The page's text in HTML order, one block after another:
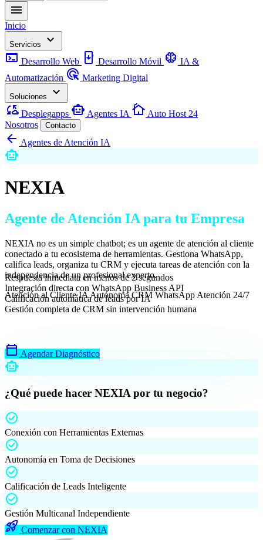
menu
Inicio
Servicios
keyboard_arrow_down
terminal Desarrollo Web install_mobile Desarrollo Móvil neurology IA &
Automatización ads_click Marketing Digital
Soluciones
keyboard_arrow_down
cloud_sync Desplegapps smart_toy Agentes IA cottage Auto Host 24
Nosotros
Contacto
arrow_back Agentes de Atención IA
smart_toy
NEXIA
Agente de Atención IA para tu Empresa
NEXIA no es un simple chatbot; es un agente de atención al cliente
conectado a tu ecosistema de herramientas. Gestiona WhatsApp,
califica leads, organiza tu CRM y ejecuta tareas de atención con la
independencia de un profesional experto.
Atención al ClienteIA AutónomaCRM WhatsApp Atención 24/7
Respuesta inmediata en menos de 2 segundos
Integración directa con WhatsApp Business API
Calificación automática de leads por IA
Gestión completa de CRM sin intervención humana
calendar_today Agendar Diagnóstico
smart_toy
¿Qué puede hacer NEXIA por tu negocio?
check_circle
Conexión con Herramientas Externas
check_circle
Autonomía en Toma de Decisiones
check_circle
Calificación de Leads Inteligente
check_circle
Gestión Multicanal Independiente
rocket_launch Comenzar con NEXIA